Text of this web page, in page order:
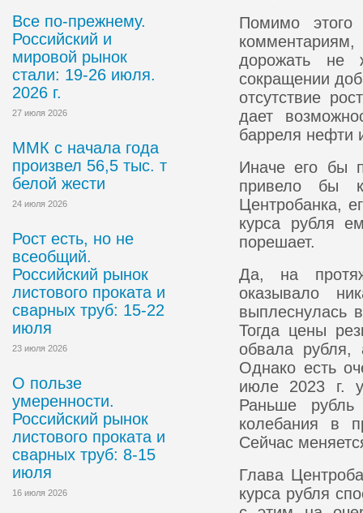
Помимо
дорожать не
сокращении
отсутствие
дает
барреля нефти
Иначе его бы
привело бы
Центробанка,
курса рубля
порешает.
Да, на
оказывало
выплеснулась
Тогда цены
обвала рубля,
Однако есть
июле 2023 г.
Раньше
колебания в
Сейчас
Глава
курса рубля
Все по-прежнему.
Российский и
мировой рынок
стали: 19-26 июля.
2026 г.
27 июля 2026
ММК с начала года
произвел 56,5 тыс. т
белой жести
24 июля 2026
Рост есть, но не
всеобщий.
Российский рынок
листового проката и
сварных труб: 15-22
июля
23 июля 2026
О пользе
умеренности.
Российский рынок
листового проката и
сварных труб: 8-15
июля
16 июля 2026